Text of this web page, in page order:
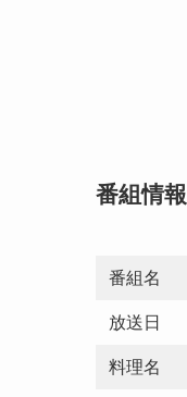
番組情報
番組名
放送日
料理名